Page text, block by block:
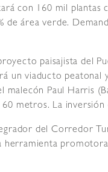
con 160 mil plantas
área verde.
paisajista del
un viaducto peatonal
Paul Harris
metros. La inversión
del Corredor
herramienta